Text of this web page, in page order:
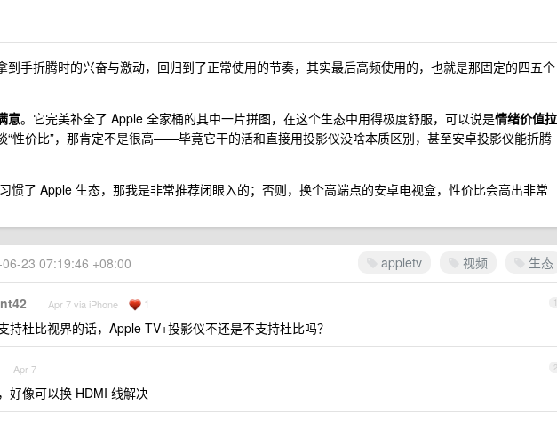
到手折腾时的兴奋与激动，回归到了正常使用的节奏，其实最后高频使用的，也就是那固定的四五个
意。它完美补全了 Apple 全家桶的其中一片拼图，在这个生态中用得极度舒服，可以说是情绪价值拉
“性价比”，那肯定不是很高——毕竟它干的活和直接用投影仪没啥本质区别，甚至安卓投影仪能折腾
惯了 Apple 生态，那我是非常推荐闭眼入的；否则，换个高端点的安卓电视盒，性价比会高出非常
appletv 视频 生态
23 07:19:46 +08:00
1
Apr 7 via iPhone 1
持杜比视界的话，Apple TV+投影仪不还是不支持杜比吗？
2
Apr 7
好像可以换 HDMI 线解决